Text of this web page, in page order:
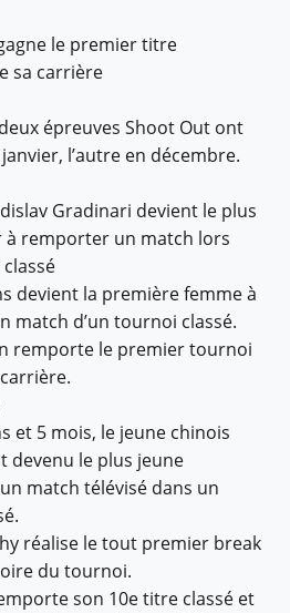
le premier titre
sa carrière
épreuves Shoot Out ont
l’autre en décembre.
Gradinari devient le plus
à remporter un match lors
devient la première femme à
match d’un tournoi classé.
remporte le premier tournoi
et 5 mois, le jeune chinois
devenu le plus jeune
match télévisé dans un
réalise le tout premier break
du tournoi.
son 10e titre classé et